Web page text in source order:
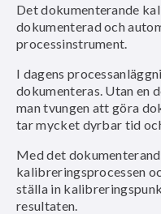
Det dokumenterande
dokumenterad och
processinstrument.
I dagens
dokumenteras. Utan en
man tvungen att göra
tar mycket dyrbar tid
Med det
kalibreringsprocessen
ställa in
resultaten.